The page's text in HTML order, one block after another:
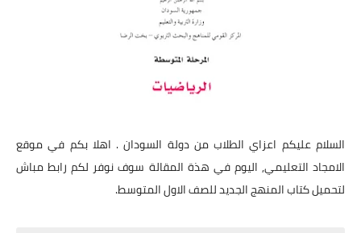
السلام عليكم اعزاي الطلاب من دولة السودان . اهلا بكم في موقع
الامجاد التعليمي, اليوم في هذة المقالة سوف نوفر لكم رابط مباش
لتحميل كتاب المنهج الجديد للصف الاول المتوسط.